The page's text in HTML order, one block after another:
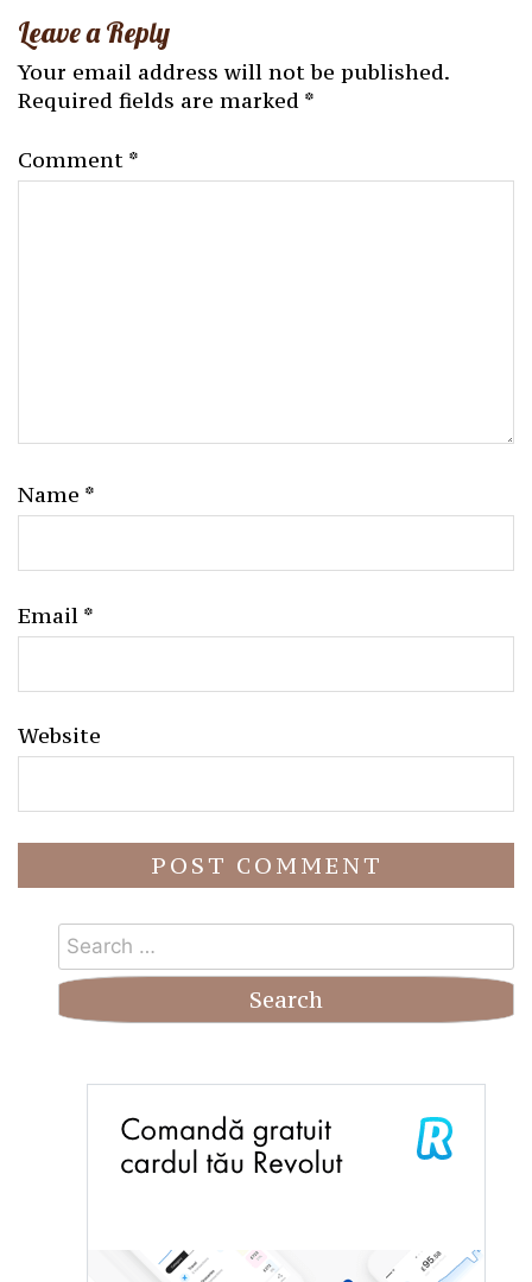
Leave a Reply
Your email address will not be published.
Required fields are marked *
Comment *
Name *
Email *
Website
Search
for: